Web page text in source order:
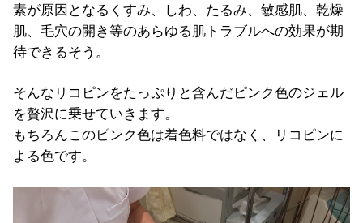
素が原因となるくすみ、しわ、たるみ、敏感肌、乾燥
肌、毛穴の開き等のあらゆる肌トラブルへの効果が期
待できるそう。
そんなリコピンをたっぷりと含んだピンク色のジェル
を贅沢に乗せていきます。
もちろんこのピンク色は着色料ではなく、リコピンに
よる色です。